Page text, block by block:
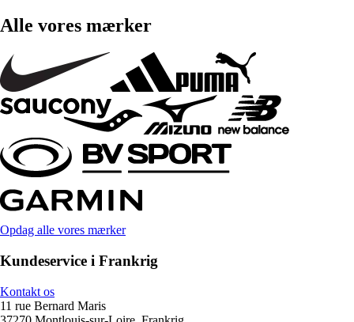
Alle vores mærker
Opdag alle vores mærker
Kundeservice i Frankrig
Kontakt os
11 rue Bernard Maris